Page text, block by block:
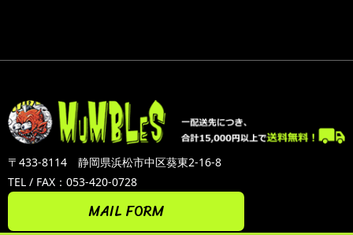
〒433-8114 静岡県浜松市中区葵東2-16-8
TEL / FAX：053-420-0728
MAIL FORM